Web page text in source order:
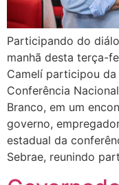
Participando do
manhã desta terça-
Camelí participou
Conferência
Branco, em um
governo,
estadual da
Sebrae, reunindo